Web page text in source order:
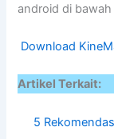
android di bawah
Download
Artikel Terkait:
5